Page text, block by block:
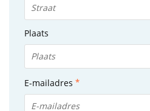
Plaats
E-mailadres